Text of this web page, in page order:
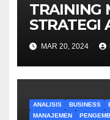
TRAINING
STRATEGI
UNTUK
MAR 20, 2024
ANALISIS BUSINESS
MANAJEMEN